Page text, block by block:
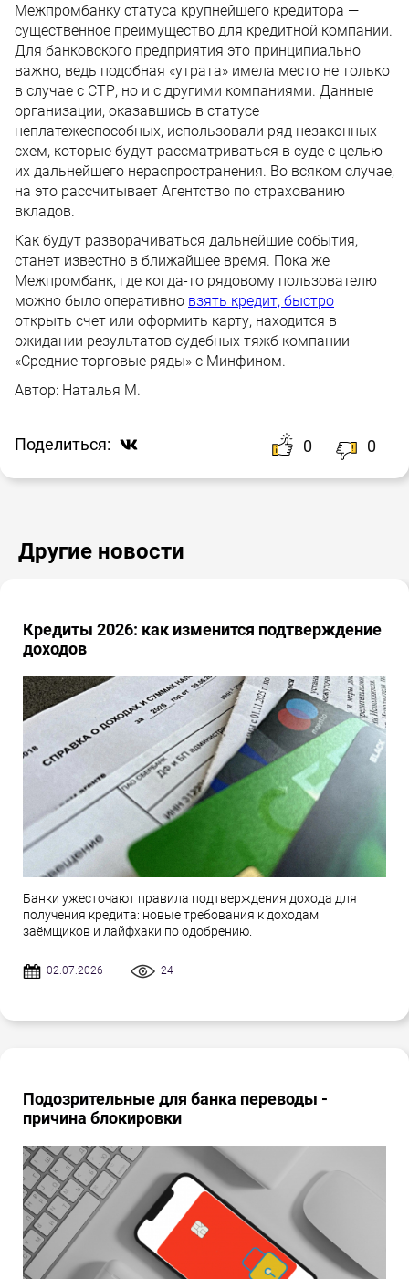
Межпромбанку статуса крупнейшего кредитора —
существенное преимущество для кредитной компании.
Для банковского предприятия это принципиально
важно, ведь подобная «утрата» имела место не только
в случае с СТР, но и с другими компаниями. Данные
организации, оказавшись в статусе
неплатежеспособных, использовали ряд незаконных
схем, которые будут рассматриваться в суде с целью
их дальнейшего нераспространения. Во всяком случае,
на это рассчитывает Агентство по страхованию
вкладов.
Как будут разворачиваться дальнейшие события,
станет известно в ближайшее время. Пока же
Межпромбанк, где когда-то рядовому пользователю
можно было оперативно взять кредит, быстро
открыть счет или оформить карту, находится в
ожидании результатов судебных тяжб компании
«Средние торговые ряды» с Минфином.
Автор: Наталья М.
Поделиться: 0 0
Другие новости
Кредиты 2026: как изменится подтверждение
доходов
Банки ужесточают правила подтверждения дохода для
получения кредита: новые требования к доходам
заёмщиков и лайфхаки по одобрению.
02.07.2026 24
Подозрительные для банка переводы -
причина блокировки